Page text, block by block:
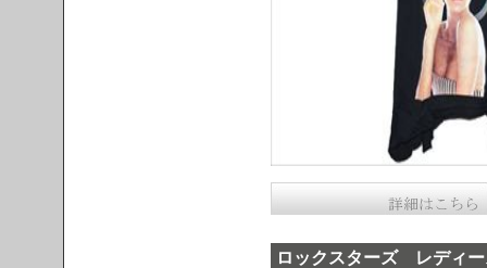
ロックスターズ レディ